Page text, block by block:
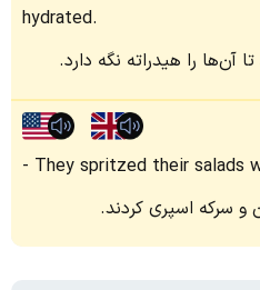
hydrated.
آن‌ها را هیدراته نگه دارد.
They spritzed their salads
و سرکه اسپری کردند.